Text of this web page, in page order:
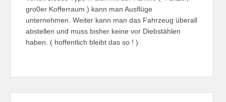
gro0er Kofferraum ) kann man Ausflüge
unternehmen. Weiter kann man das Fahrzeug überall
abstellen und muss bisher keine vor Diebstählen
haben. ( hoffentlich bleibt das so ! )